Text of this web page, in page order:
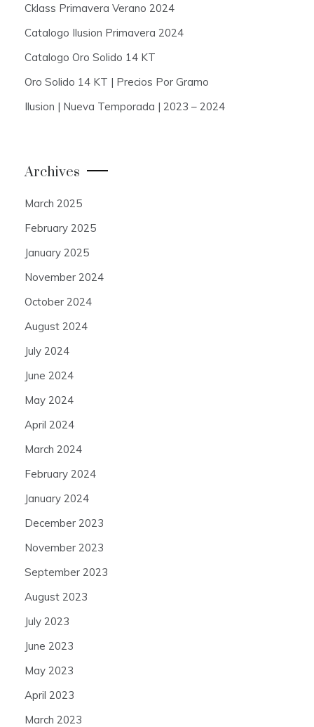
Cklass Primavera Verano 2024
Catalogo Ilusion Primavera 2024
Catalogo Oro Solido 14 KT
Oro Solido 14 KT | Precios Por Gramo
Ilusion | Nueva Temporada | 2023 – 2024
Archives
March 2025
February 2025
January 2025
November 2024
October 2024
August 2024
July 2024
June 2024
May 2024
April 2024
March 2024
February 2024
January 2024
December 2023
November 2023
September 2023
August 2023
July 2023
June 2023
May 2023
April 2023
March 2023